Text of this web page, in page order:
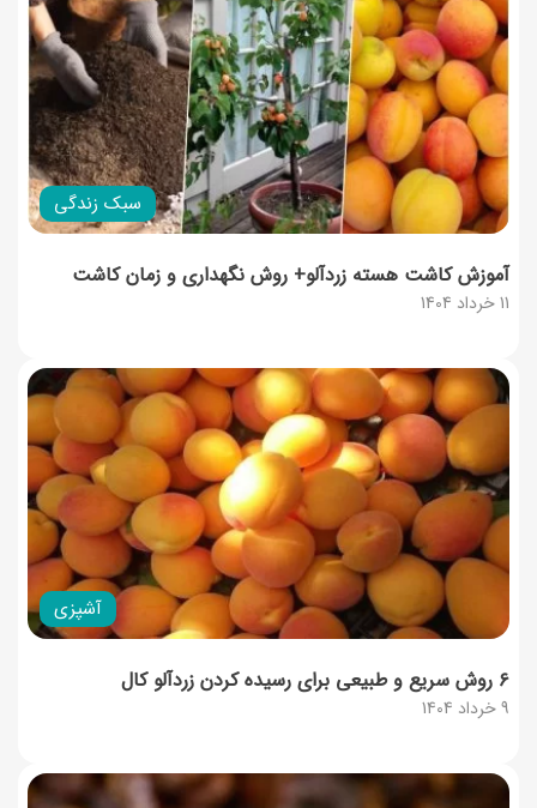
سبک زندگی
11 خرداد 1404
آموزش کاشت هسته زردآلو+ روش نگهداری و زمان کاشت
آشپزی
9 خرداد 1404
۶ روش سریع و طبیعی برای رسیده کردن زردآلو کال